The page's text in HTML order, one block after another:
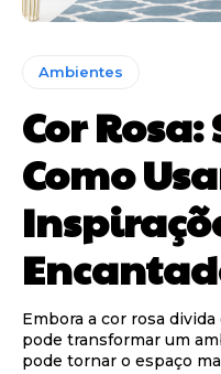
Ambientes
Cor
Como
Embora a cor rosa
pode transformar um
pode tornar o espaço